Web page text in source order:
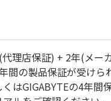
理店保証) + 2年(メー
間の製品保証が受けら
くはGIGABYTEの4年間